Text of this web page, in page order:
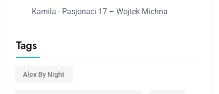
Kamila - Pasjonaci 17 – Wojtek Michna
Tags
Alex By Night